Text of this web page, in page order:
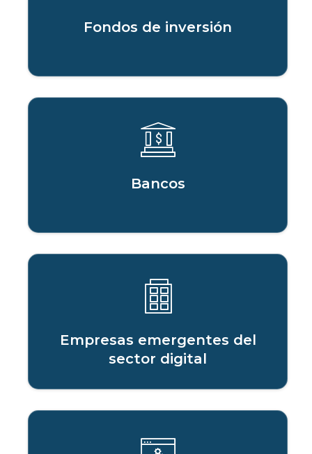
Fondos de inversión
Bancos
Empresas emergentes del
sector digital